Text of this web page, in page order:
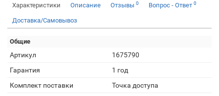
Характеристики Описание Отзывы 0 Вопрос - Ответ 0
Доставка/Самовывоз
Общие
Артикул
1675790
Гарантия
1 год
Комплект поставки
Точка доступа